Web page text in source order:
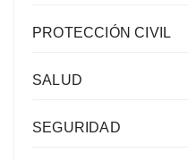
PROTECCIÓN CIVIL
SALUD
SEGURIDAD